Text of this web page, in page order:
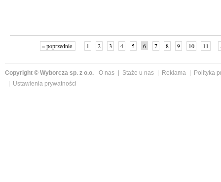
« poprzednie 1 2 3 4 5 6 7 8 9 10 11
Copyright © Wyborcza sp. z o.o. O nas Staże u nas Reklama
Polityka
Ustawienia prywatności